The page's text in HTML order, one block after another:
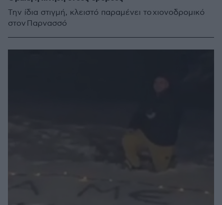
Την ίδια στιγμή, κλειστό παραμένει το χιονοδρομικό
στον Παρνασσό